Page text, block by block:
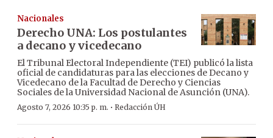
Nacionales
Derecho UNA: Los postulantes
a decano y vicedecano
El Tribunal Electoral Independiente (TEI) publicó la lista
oficial de candidaturas para las elecciones de Decano y
Vicedecano de la Facultad de Derecho y Ciencias
Sociales de la Universidad Nacional de Asunción (UNA).
Agosto 7, 2026 10:35 p. m. · Redacción ÚH